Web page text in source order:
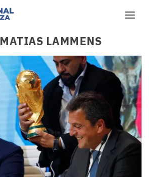
MATIAS LAMMENS